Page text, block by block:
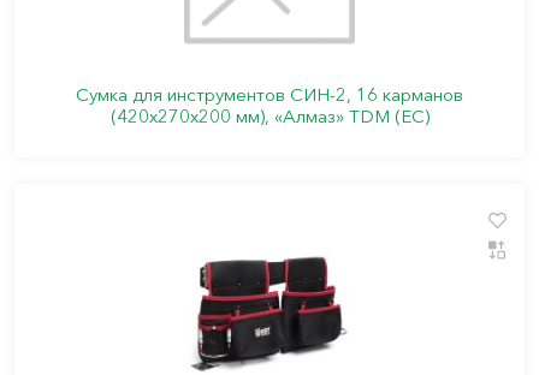
Сумка для инструментов СИН-2, 16 карманов
(420х270х200 мм), «Алмаз» TDM (ЕС)